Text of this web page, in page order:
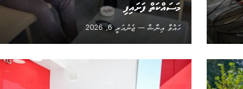
މަސައްކަތް ފަށައިފި
ހައްވާ އިނާޝާ
ޖެނުއަރީ 6, 2026